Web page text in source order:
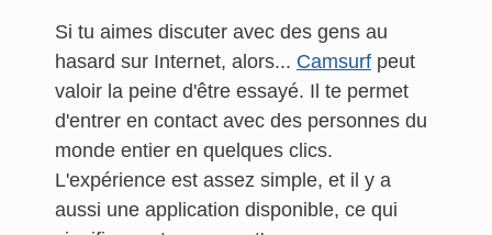
Si tu aimes discuter avec des gens au
hasard sur Internet, alors... Camsurf peut
valoir la peine d'être essayé. Il te permet
d'entrer en contact avec des personnes du
monde entier en quelques clics.
L'expérience est assez simple, et il y a
aussi une application disponible, ce qui